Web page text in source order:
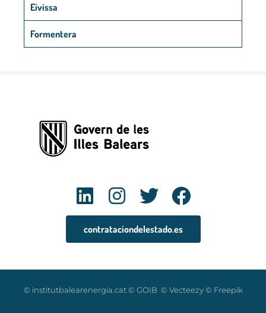
Eivissa
Formentera
contrataciondelestado.es
© institutbalearenergia.cat © GOIB © Vecteezy © Freepik